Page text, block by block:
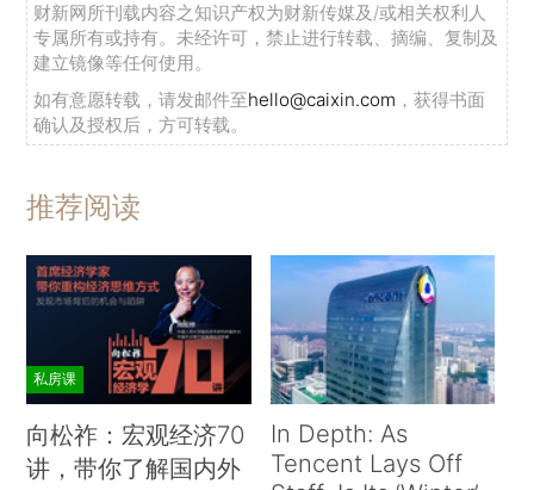
财新网所刊载内容之知识产权为财新传媒及/或相关权利人
专属所有或持有。未经许可，禁止进行转载、摘编、复制及
建立镜像等任何使用。
如有意愿转载，请发邮件至hello@caixin.com ，获得书面
确认及授权后，方可转载。
推荐阅读
私房课
向松祚：宏观经济70
讲，带你了解国内外
In Depth: As
Tencent Lays Off